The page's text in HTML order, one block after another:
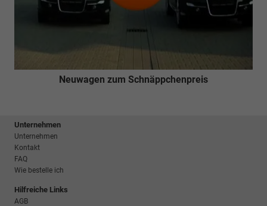
Neuwagen zum Schnäppchenpreis
Unternehmen
Unternehmen
Kontakt
FAQ
Wie bestelle ich
Hilfreiche Links
AGB